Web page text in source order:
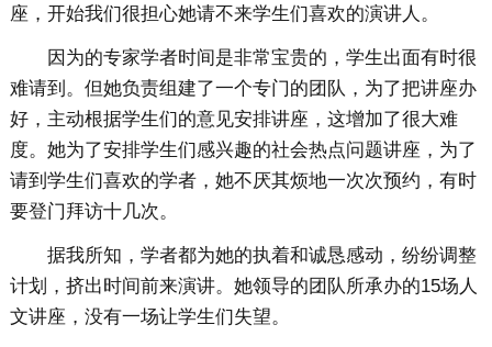
座，开始我们很担心她请不来学生们喜欢的演讲人。
因为的专家学者时间是非常宝贵的，学生出面有时很
难请到。但她负责组建了一个专门的团队，为了把讲座办
好，主动根据学生们的意见安排讲座，这增加了很大难
度。她为了安排学生们感兴趣的社会热点问题讲座，为了
请到学生们喜欢的学者，她不厌其烦地一次次预约，有时
要登门拜访十几次。
据我所知，学者都为她的执着和诚恳感动，纷纷调整
计划，挤出时间前来演讲。她领导的团队所承办的15场人
文讲座，没有一场让学生们失望。